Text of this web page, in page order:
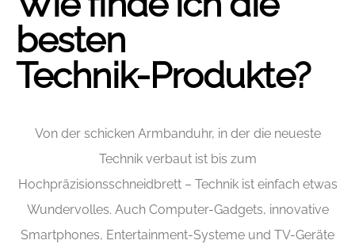
besten
Technik-Produkte?
Von der schicken Armbanduhr, in der die neueste
Technik verbaut ist bis zum
Hochpräzisionsschneidbrett – Technik ist einfach etwas
Wundervolles. Auch Computer-Gadgets, innovative
Smartphones, Entertainment-Systeme und TV-Geräte